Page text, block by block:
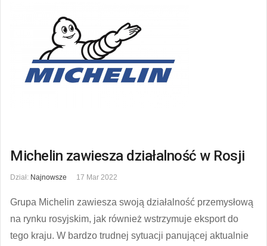
Michelin zawiesza działalność w Rosji
Dział: Najnowsze 17 Mar 2022
Grupa Michelin zawiesza swoją działalność przemysłową
na rynku rosyjskim, jak również wstrzymuje eksport do
tego kraju. W bardzo trudnej sytuacji panującej aktualnie